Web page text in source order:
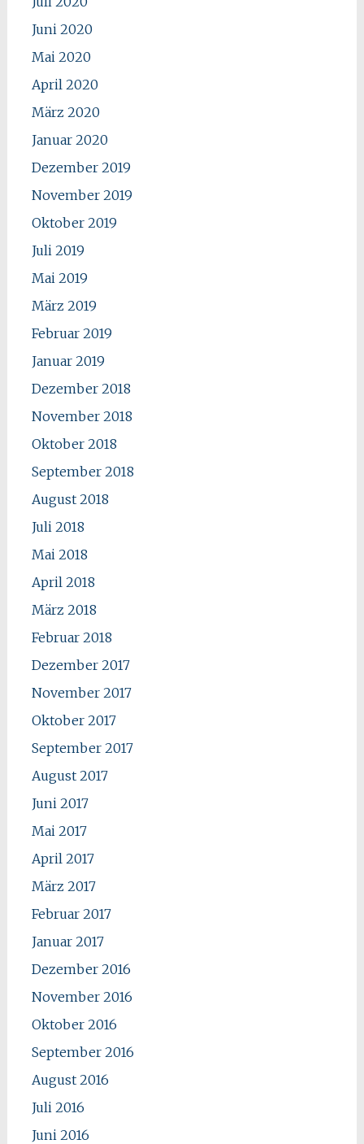
Juni 2020
Mai 2020
April 2020
März 2020
Januar 2020
Dezember 2019
November 2019
Oktober 2019
Juli 2019
Mai 2019
März 2019
Februar 2019
Januar 2019
Dezember 2018
November 2018
Oktober 2018
September 2018
August 2018
Juli 2018
Mai 2018
April 2018
März 2018
Februar 2018
Dezember 2017
November 2017
Oktober 2017
September 2017
August 2017
Juni 2017
Mai 2017
April 2017
März 2017
Februar 2017
Januar 2017
Dezember 2016
November 2016
Oktober 2016
September 2016
August 2016
Juli 2016
Juni 2016